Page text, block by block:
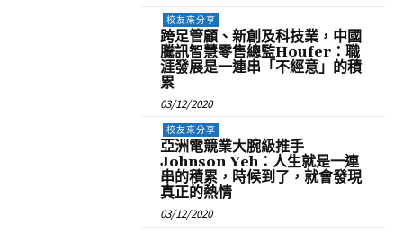
校友來分享
跨足管顧、新創及科技業，中國
騰訊智慧零售總監Houfer：職
涯發展是一連串「不經意」的積
累
03/12/2020
校友來分享
亞洲電競業大腕級推手
Johnson Yeh：人生就是一連
串的積累，時候到了，就會發現
真正的熱情
03/12/2020